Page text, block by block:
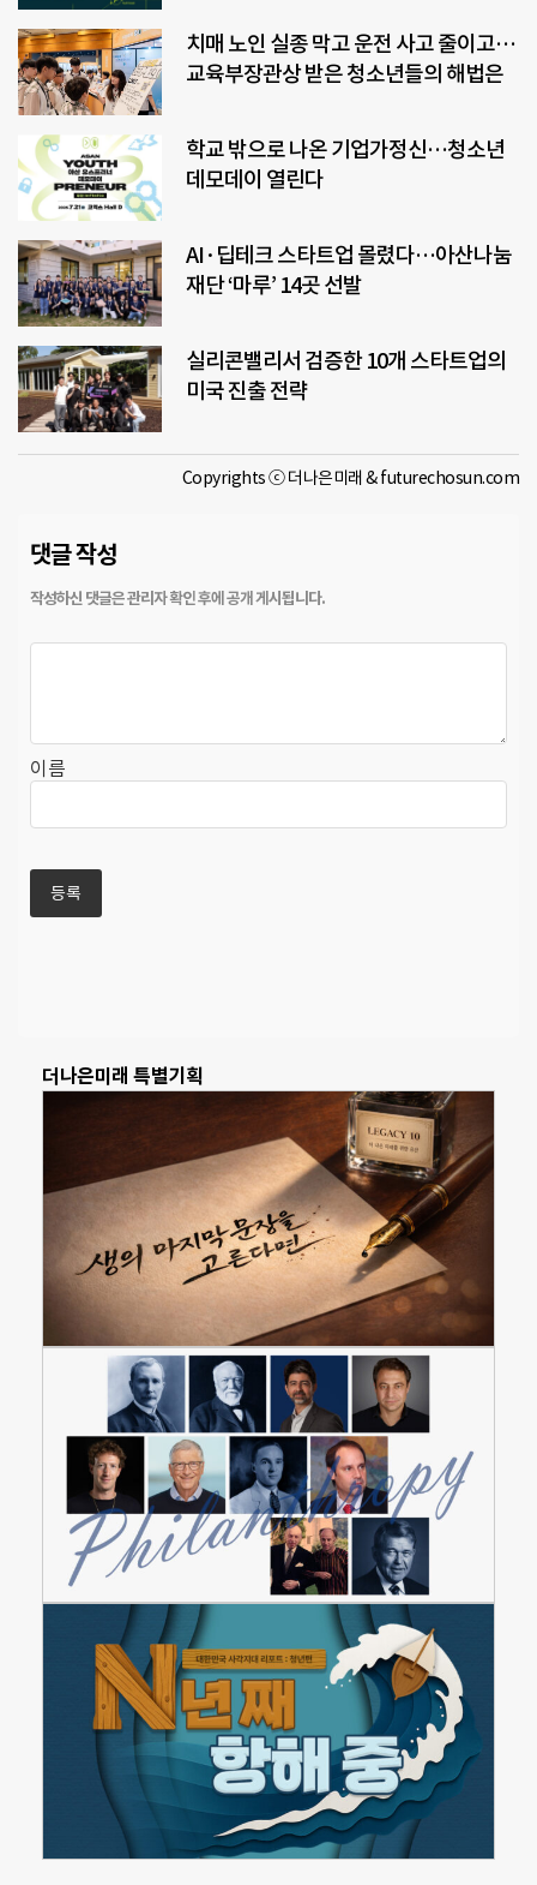
치매 노인 실종 막고 운전 사고 줄이고…
교육부장관상 받은 청소년들의 해법은
학교 밖으로 나온 기업가정신…청소년
데모데이 열린다
AI·딥테크 스타트업 몰렸다…아산나눔
재단 ‘마루’ 14곳 선발
실리콘밸리서 검증한 10개 스타트업의
미국 진출 전략
Copyrights ⓒ 더나은미래 & futurechosun.com
댓글 작성
이름
더나은미래 특별기획